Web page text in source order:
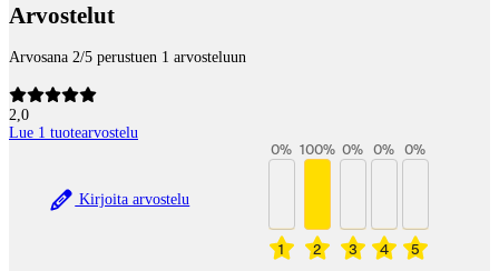
Arvostelut
Arvosana 2/5 perustuen 1 arvosteluun
2,0
Lue 1 tuotearvostelu
Kirjoita arvostelu
1
0%
2
100%
3
0%
4
0%
5
0%